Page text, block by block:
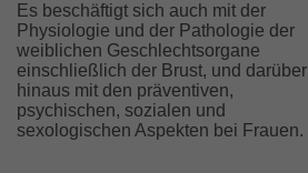
Es beschäftigt sich auch mit der
Physiologie und der Pathologie der
weiblichen Geschlechtsorgane
einschließlich der Brust, und darüber
hinaus mit den präventiven,
psychischen, sozialen und
sexologischen Aspekten bei Frauen.